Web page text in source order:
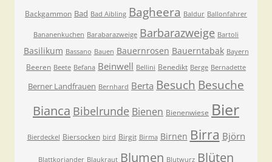
Backgammon Bad Bad Aibling Bagheera Baldur Ballonfahrer
Bananenkuchen Barabarazweige Barbarazweige Bartoli
Basilikum Bassano Bauen Bauernrosen Bauerntabak Bayern
Beeren Beete Befana Beinwell Bellini Benedikt Berge Bernadette
Berner Landfrauen Bernhard Berta Besuch Besuche
Bianca Bibelrunde Bienen Bienenwiese Bier
Bierdeckel Biersocken bird Birgit Birma Birnen Birra Björn
Blattkoriander Blaukraut Blumen Blutwurz Blüten